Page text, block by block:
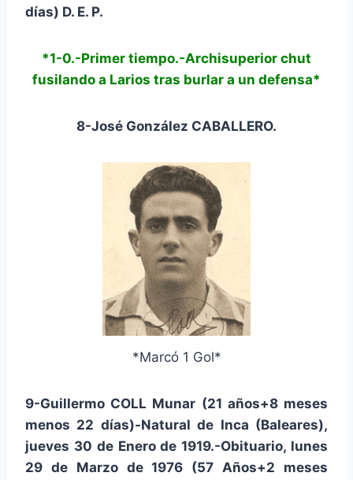
días) D. E. P.
*1-0.-Primer tiempo.-Archisuperior chut
fusilando a Larios tras burlar a un defensa*
8-José González CABALLERO.
*Marcó 1 Gol*
9-Guillermo COLL Munar (21 años+8 meses
menos 22 días)-Natural de Inca (Baleares),
jueves 30 de Enero de 1919.-Obituario, lunes
29 de Marzo de 1976 (57 Años+2 meses